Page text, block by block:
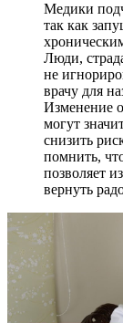
Медики
так как
Люди,
не
врачу для
Изменение
могут
снизить
помнить,
позволяет
вернуть